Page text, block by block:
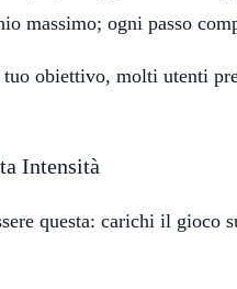
massimo; ogni passo
obiettivo, molti utenti
Intensità
questa: carichi il